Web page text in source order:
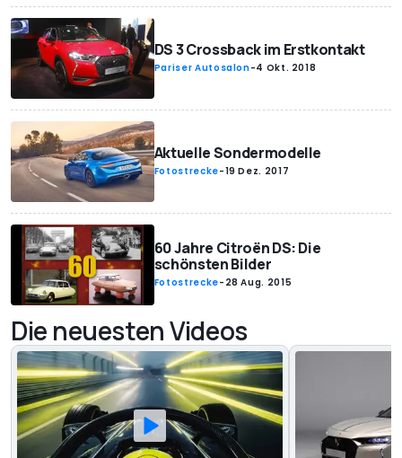
DS 3 Crossback im Erstkontakt
Pariser Autosalon-4 Okt. 2018
Aktuelle Sondermodelle
Fotostrecke-19 Dez. 2017
60 Jahre Citroën DS: Die
schönsten Bilder
Fotostrecke- 28 Aug. 2015
Die neuesten Videos